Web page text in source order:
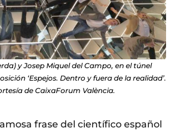
y Josep Miquel del Campo, en el túnel
‘Espejos. Dentro y fuera de la realidad’.
de CaixaForum València.
frase del científico español